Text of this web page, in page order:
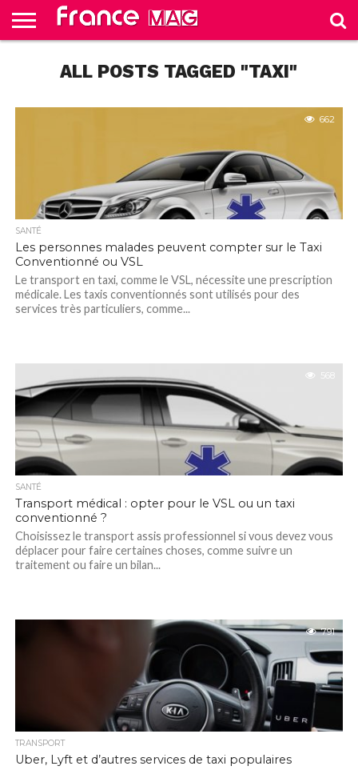
FROM
FRANCE
HOME
SLIDEALL POSTS TAGGED "TAXI"
662
SANTÉ
Les personnes malades peuvent compter sur le Taxi
Conventionné ou VSL
Le transport en taxi, comme le VSL, nécessite une prescription
médicale. Les taxis conventionnés sont utilisés pour des
services très particuliers, comme...
568
SANTÉ
Transport médical : opter pour le VSL ou un taxi
conventionné ?
Choisissez le transport assis professionnel si vous devez vous
déplacer pour faire certaines choses, comme suivre un
traitement ou faire un bilan...
791
TRANSPORT
Uber, Lyft et d’autres services de taxi populaires